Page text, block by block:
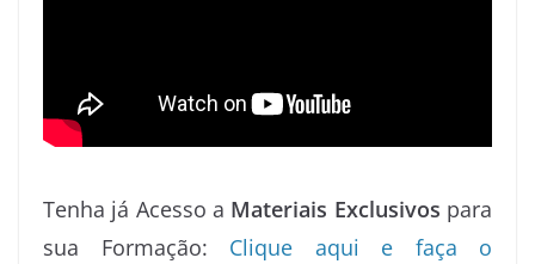
Tenha já Acesso a Materiais Exclusivos para
sua Formação: Clique aqui e faça o